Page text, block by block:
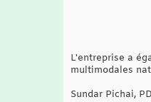
L'entreprise a
multimodales
Sundar Pichai,